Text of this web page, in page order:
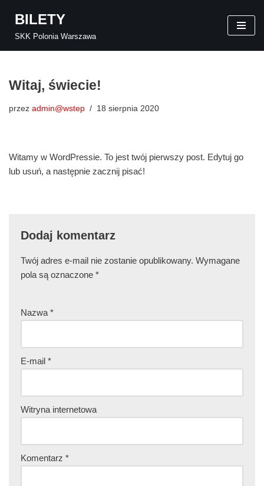
Przejdź
BILETY
SKK Polonia Warszawa
Witaj, świecie!
przez admin@wstep 18 sierpnia 2020
Witamy w WordPressie. To jest twój pierwszy post. Edytuj go
lub usuń, a następnie zacznij pisać!
Dodaj komentarz
Twój adres e-mail nie zostanie opublikowany. Wymagane
pola są oznaczone *
Nazwa *
E-mail *
Witryna internetowa
Komentarz *